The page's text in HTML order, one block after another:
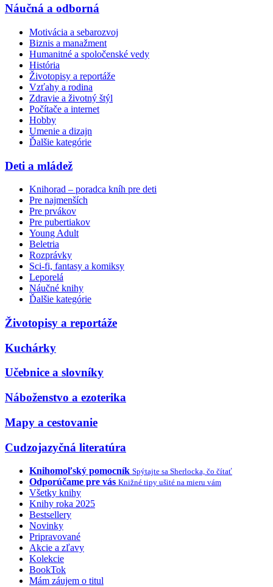
Náučná a odborná
Motivácia a sebarozvoj
Biznis a manažment
Humanitné a spoločenské vedy
História
Životopisy a reportáže
Vzťahy a rodina
Zdravie a životný štýl
Počítače a internet
Hobby
Umenie a dizajn
Ďalšie kategórie
Deti a mládež
Knihorad – poradca kníh pre deti
Pre najmenších
Pre prvákov
Pre pubertiakov
Young Adult
Beletria
Rozprávky
Sci-fi, fantasy a komiksy
Leporelá
Náučné knihy
Ďalšie kategórie
Životopisy a reportáže
Kuchárky
Učebnice a slovníky
Náboženstvo a ezoterika
Mapy a cestovanie
Cudzojazyčná literatúra
Knihomoľský pomocník Spýtajte sa Sherlocka, čo čítať
Odporúčame pre vás Knižné tipy ušité na mieru vám
Všetky knihy
Knihy roka 2025
Bestsellery
Novinky
Pripravované
Akcie a zľavy
Kolekcie
BookTok
Mám záujem o titul